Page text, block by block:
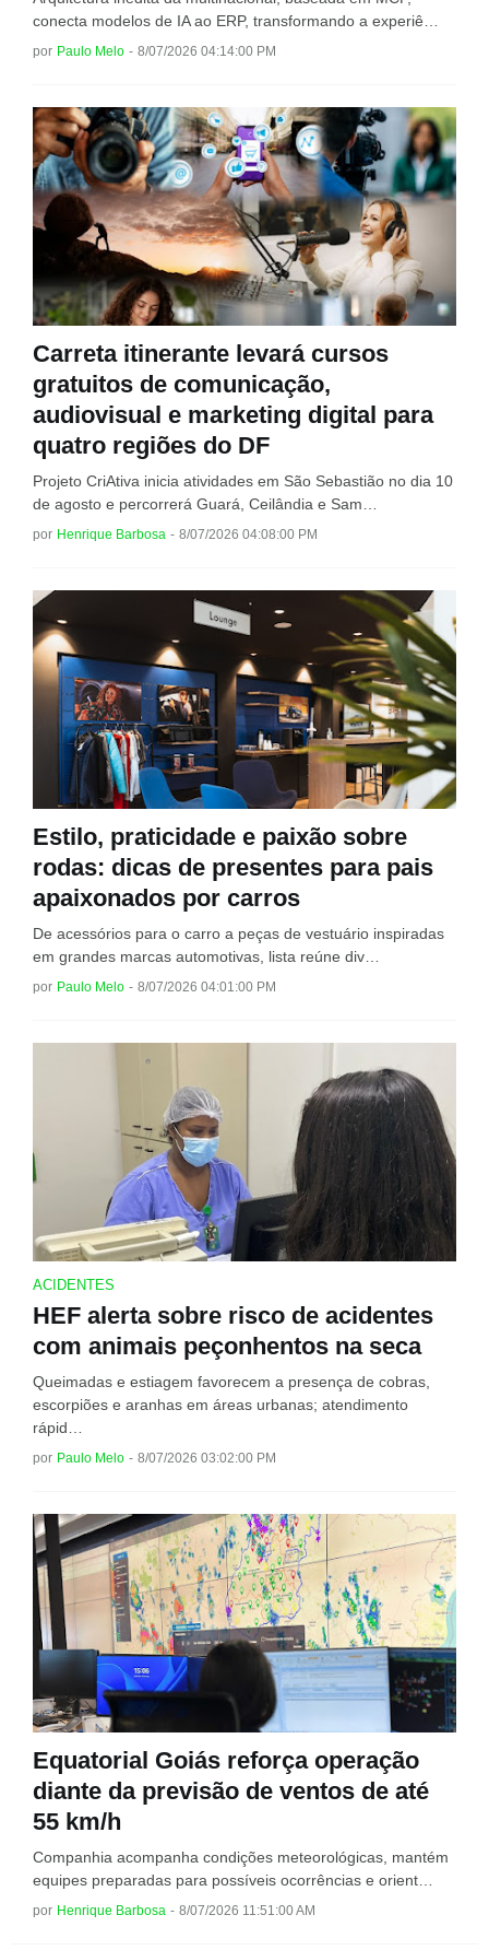
conecta modelos de IA ao ERP, transformando a experiê…
por Paulo Melo - 8/07/2026 04:14:00 PM
Carreta itinerante levará cursos
gratuitos de comunicação,
audiovisual e marketing digital para
quatro regiões do DF
Projeto CriAtiva inicia atividades em São Sebastião no dia 10
de agosto e percorrerá Guará, Ceilândia e Sam…
por Henrique Barbosa - 8/07/2026 04:08:00 PM
Estilo, praticidade e paixão sobre
rodas: dicas de presentes para pais
apaixonados por carros
De acessórios para o carro a peças de vestuário inspiradas
em grandes marcas automotivas, lista reúne div…
por Paulo Melo - 8/07/2026 04:01:00 PM
ACIDENTES
HEF alerta sobre risco de acidentes
com animais peçonhentos na seca
Queimadas e estiagem favorecem a presença de cobras,
escorpiões e aranhas em áreas urbanas; atendimento
rápid…
por Paulo Melo - 8/07/2026 03:02:00 PM
Equatorial Goiás reforça operação
diante da previsão de ventos de até
55 km/h
Companhia acompanha condições meteorológicas, mantém
equipes preparadas para possíveis ocorrências e orient…
por Henrique Barbosa - 8/07/2026 11:51:00 AM